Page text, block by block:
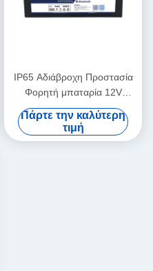
IP65 Αδιάβροχη Προστασία
Φορητή μπαταρία 12V
460Ah LiFePo4 για
αυτοκίνητο
Πάρτε την καλύτερη
τιμή